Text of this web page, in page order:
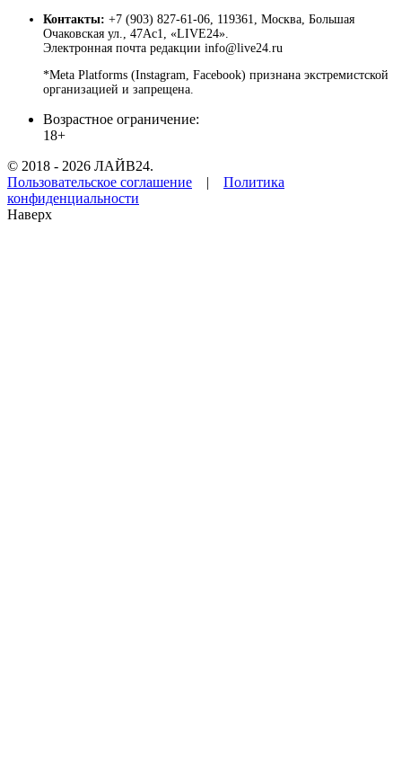
Контакты: +7 (903) 827-61-06, 119361, Москва, Большая
Очаковская ул., 47Ас1, «LIVE24».
Электронная почта редакции info@live24.ru
*Meta Platforms (Instagram, Facebook) признана экстремистской
организацией и запрещена.
Возрастное ограничение:
18+
© 2018 - 2026 ЛАЙВ24.
Пользовательское соглашение | Политика
конфиденциальности
Наверх